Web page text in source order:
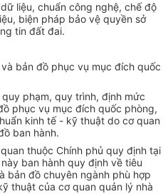
liệu, chuẩn công nghệ, chế độ
biện pháp bảo vệ quyền sở
tin đất đai.
bản đồ phục vụ mục đích quốc
phạm, quy trình, định mức
phục vụ mục đích quốc phòng,
kinh tế - kỹ thuật do cơ quan
ban hành.
thuộc Chính phủ quy định tại
ban hành quy định về tiêu
bản đồ chuyên ngành phù hợp
thuật của cơ quan quản lý nhà